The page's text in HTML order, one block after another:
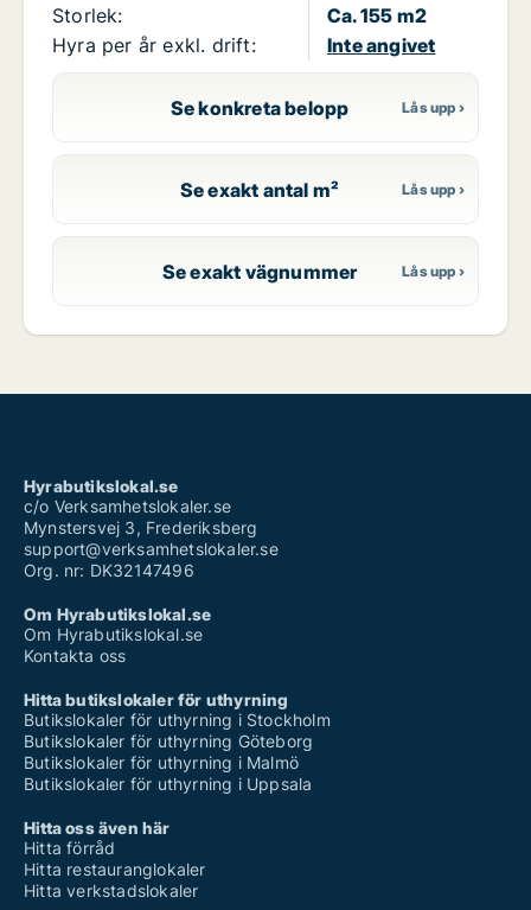
Storlek:
Ca. 155 m2
Hyra per år exkl. drift:
Inte angivet
Se konkreta belopp
Se exakt antal m²
Se exakt vägnummer
Hyrabutikslokal.se
c/o Verksamhetslokaler.se
Mynstersvej 3, Frederiksberg
support@verksamhetslokaler.se
Org. nr: DK32147496
Om Hyrabutikslokal.se
Om Hyrabutikslokal.se
Kontakta oss
Hitta butikslokaler för uthyrning
Butikslokaler för uthyrning i Stockholm
Butikslokaler för uthyrning Göteborg
Butikslokaler för uthyrning i Malmö
Butikslokaler för uthyrning i Uppsala
Hitta oss även här
Hitta förråd
Hitta restauranglokaler
Hitta verkstadslokaler